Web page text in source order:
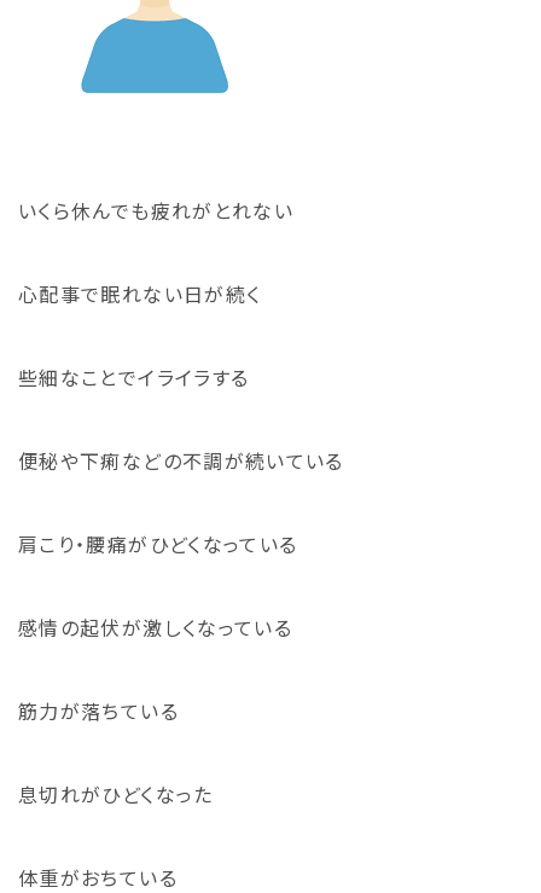
いくら休んでも疲れがとれない
心配事で眠れない日が続く
些細なことでイライラする
便秘や下痢などの不調が続いている
肩こり・腰痛がひどくなっている
感情の起伏が激しくなっている
筋力が落ちている
息切れがひどくなった
体重がおちている